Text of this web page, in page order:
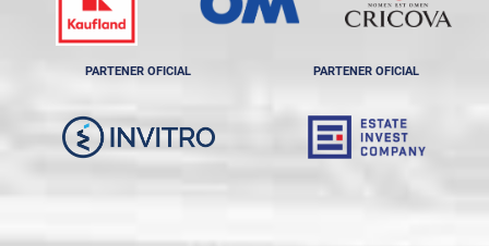
PARTENER OFICIAL PARTENER OFICIAL